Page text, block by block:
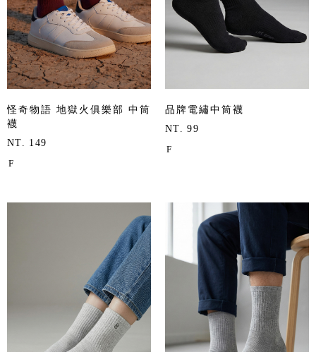
怪奇物語 地獄火俱樂部 中筒
襪
NT. 149
F
品牌電繡中筒襪
NT. 99
F